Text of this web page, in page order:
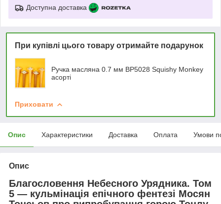
Доступна доставка
При купівлі цього товару отримайте подарунок
Ручка масляна 0.7 мм BP5028 Squishy Monkey
асорті
Приховати
Опис Характеристики Доставка Оплата Умови
Опис
Благословення Небесного Урядника. Том
5 — кульмінація епічного фентезі Мосян